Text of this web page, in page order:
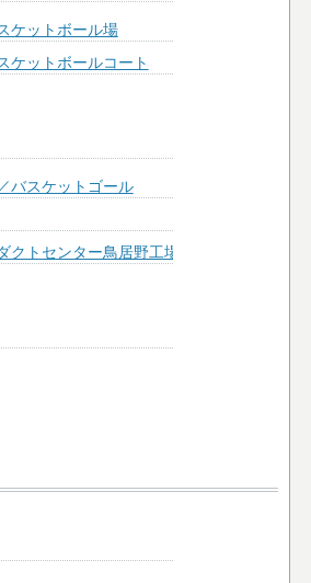
ケットボール場
ケットボールコート
バスケットゴール
クトセンター鳥居野工場／バスケットコート